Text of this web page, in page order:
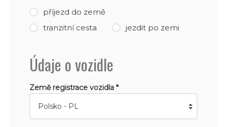
příjezd do země
tranzitní cesta
jezdit po zemi
Údaje o vozidle
Země registrace vozidla *